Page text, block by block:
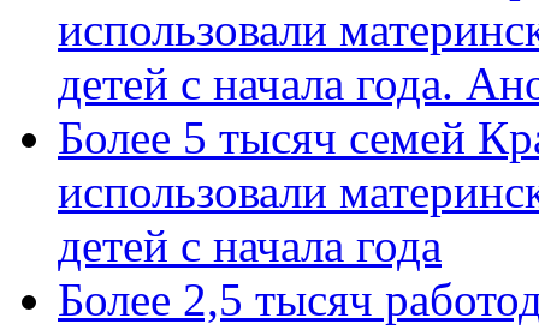
использовали
детей с начала года.
Более 5 тысяч семей
использовали
детей с начала года
Более 2,5 тысяч